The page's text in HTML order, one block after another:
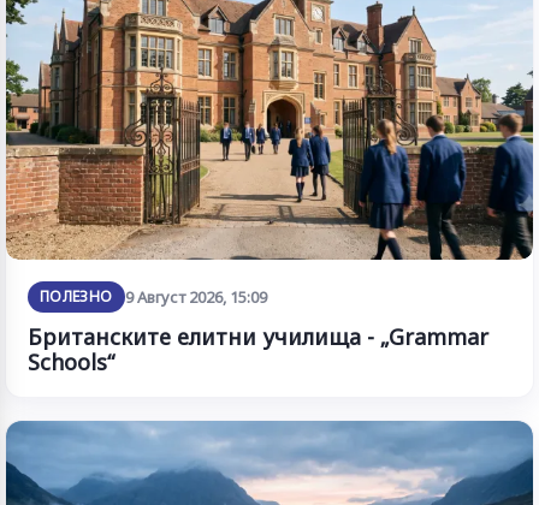
ПОЛЕЗНО 9 Август 2026, 15:09
Британските елитни училища - „Grammar
Schools“